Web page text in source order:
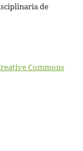
de
Commons